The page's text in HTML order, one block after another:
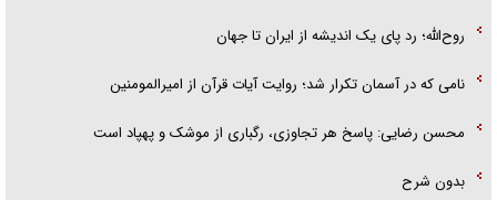
روح‌الله؛ رد پای یک اندیشه از ایران تا جهان
نامی که در آسمان تکرار شد؛ روایت آیات قرآن از امیرالمومنین
محسن رضایی: پاسخ هر تجاوزی، رگباری از موشک و پهپاد است
بدون شرح